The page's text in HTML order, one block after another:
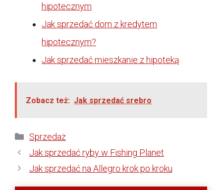
hipotecznym
Jak sprzedać dom z kredytem
hipotecznym?
Jak sprzedać mieszkanie z hipoteką
Zobacz też: Jak sprzedać srebro
Kategorie
Sprzedaż
Jak sprzedać ryby w Fishing Planet
Jak sprzedać na Allegro krok po kroku